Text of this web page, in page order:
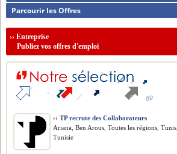
Parcourir les Offres
››Entreprise
Publiez vos offres d'emploi
›› TP recrute des Collaborateurs
Ariana, Ben Arous, Toutes les régions, Tunis,
Tunisie